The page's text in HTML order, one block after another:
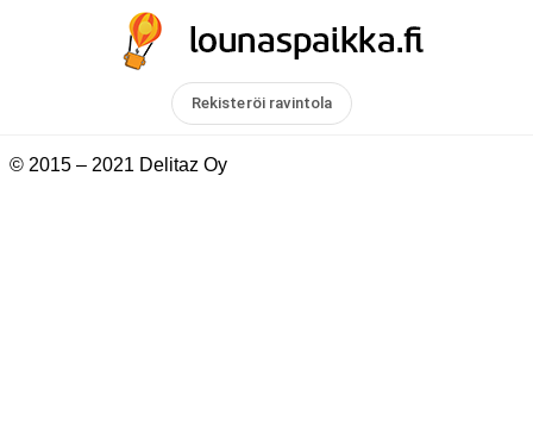
Rekisteröi ravintola
© 2015 – 2021 Delitaz Oy